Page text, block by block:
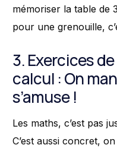
mémoriser la table de
pour une grenouille,
3. Exercices
calcul : On
s’amuse !
Les maths, c’est pas
C’est aussi concret,